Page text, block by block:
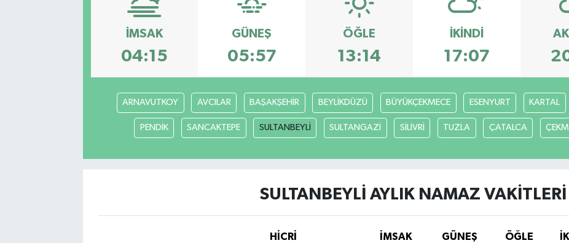
İMSAK
04:15
GÜNEŞ
05:57
ÖĞLE
13:14
İKINDI
17:07
ARNAVUTKOY AVCILAR BAŞAKŞEHİR BEYLİKDÜZÜ BÜYÜKÇEKMECE ESENYURT KARTAL
PENDİK SANCAKTEPE SULTANBEYLİ SULTANGAZİ SİLİVRİ TUZLA ÇATALCA
SULTANBEYLİ AYLIK NAMAZ VAKITLERI
HİCRİ İMSAK GÜNEŞ ÖĞLE